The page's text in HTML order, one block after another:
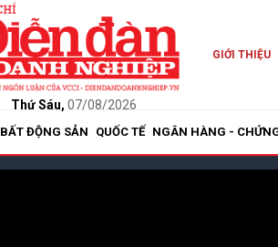
Thứ Sáu, 07/08/2026
GIỚI THIỆU
BẤT ĐỘNG SẢN QUỐC TẾ NGÂN HÀNG -